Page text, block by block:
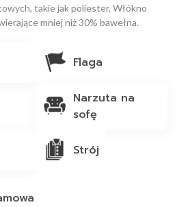
takie jak poliester, Włókno
mniej niż 30% bawełna.
Flaga
Narzuta na
sofę
Strój